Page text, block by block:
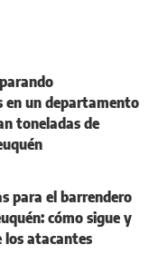
en un departamento
toneladas de
para el barrendero
cómo sigue y
los atacantes